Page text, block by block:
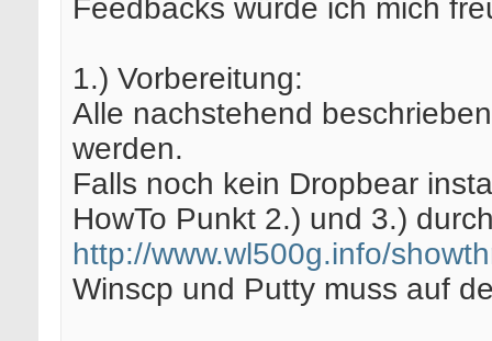
Feedbacks würde ich mich
1.) Vorbereitung:
Alle nachstehend
werden.
Falls noch kein Dropbear
HowTo Punkt 2.) und 3.)
http://www.wl500g.info/
Winscp und Putty muss auf